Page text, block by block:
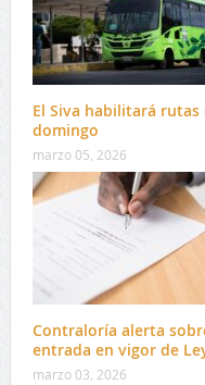
El Siva habilitará
domingo
marzo 05, 2026
Contraloría alerta
entrada en vigor de
marzo 03, 2026